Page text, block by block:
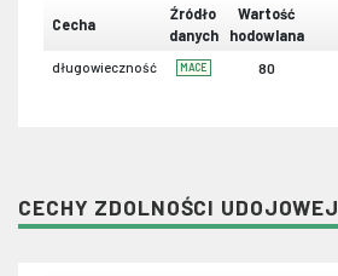
Cecha
Źródło
danych
Wartość
hodowlana
długowieczność MACE 80
CECHY ZDOLNOŚCI UDOJOWEJ